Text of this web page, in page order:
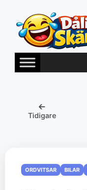
innehåll
Tidigare
ORDVITSAR BILAR